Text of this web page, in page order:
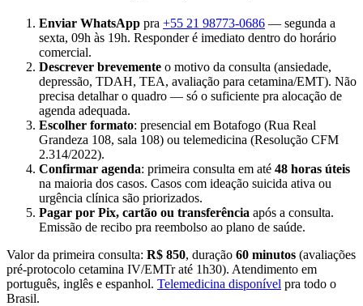
Enviar WhatsApp pra +55 21 98773-0686 — segunda a
sexta, 09h às 19h. Responder é imediato dentro do horário
comercial.
Descrever brevemente o motivo da consulta (ansiedade,
depressão, TDAH, TEA, avaliação para cetamina/EMT). Não
precisa detalhar o quadro — só o suficiente pra alocação de
agenda adequada.
Escolher formato: presencial em Botafogo (Rua Real
Grandeza 108, sala 108) ou telemedicina (Resolução CFM
2.314/2022).
Confirmar agenda: primeira consulta em até 48 horas úteis
na maioria dos casos. Casos com ideação suicida ativa ou
urgência clínica são priorizados.
Pagar por Pix, cartão ou transferência após a consulta.
Emissão de recibo pra reembolso ao plano de saúde.
Valor da primeira consulta: R$ 850, duração 60 minutos (avaliações
pré-protocolo cetamina IV/EMTr até 1h30). Atendimento em
português, inglês e espanhol. Telemedicina disponível pra todo o
Brasil.